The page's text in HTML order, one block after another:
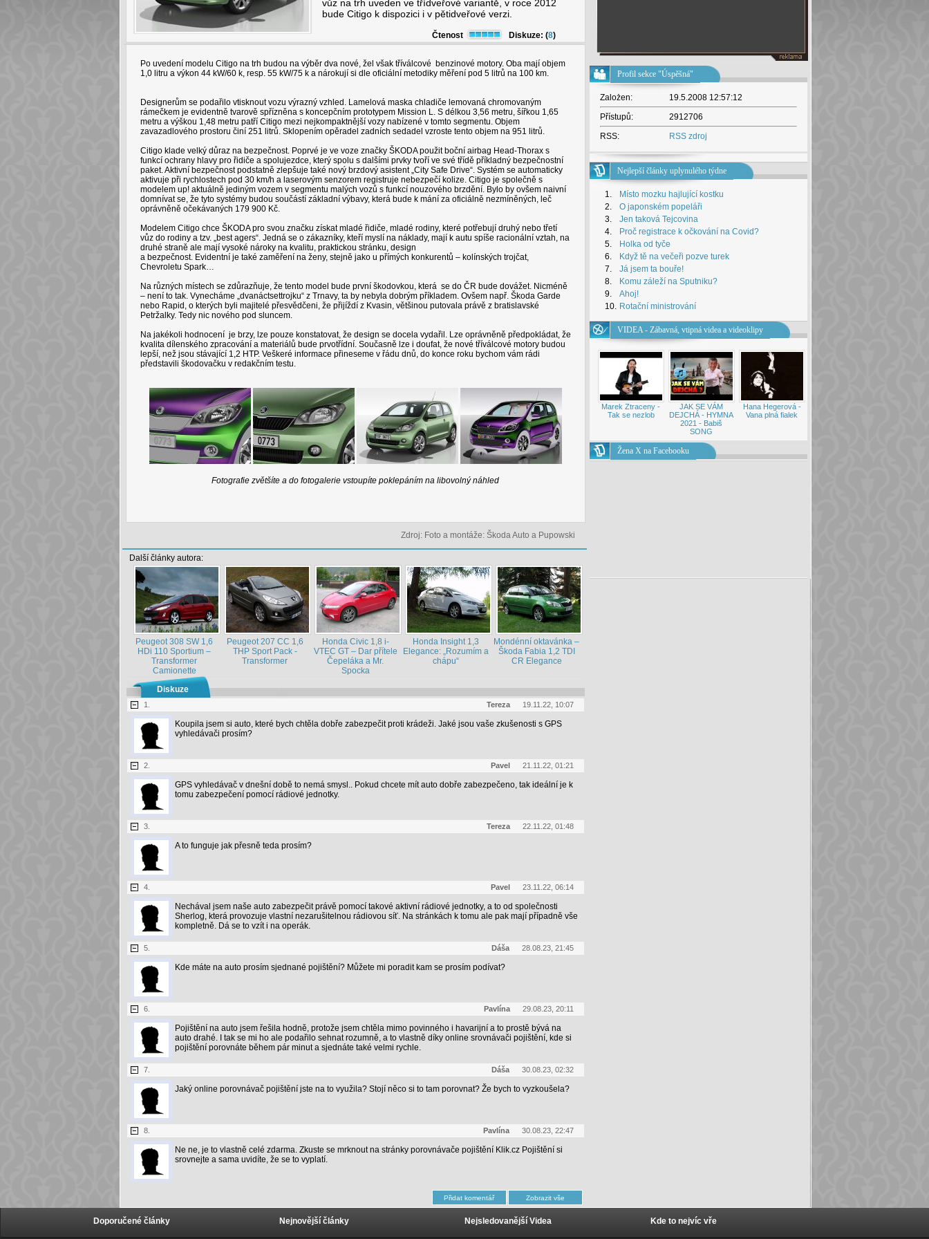
vůz na trh uveden ve třídveřové variantě, v roce 2012
bude Citigo k dispozici i v pětidveřové verzi.
Čtenost Diskuze: (8)
Po uvedení modelu Citigo na trh budou na výběr dva nové, žel však tříválcové benzinové motory. Oba mají objem
1,0 litru a výkon 44 kW/60 k, resp. 55 kW/75 k a nárokují si dle oficiální metodiky měření pod 5 litrů na 100 km.
Designerům se podařilo vtisknout vozu výrazný vzhled. Lamelová maska chladiče lemovaná chromovaným
rámečkem je evidentně tvarově spřízněna s koncepčním prototypem Mission L. S délkou 3,56 metru, šířkou 1,65
metru a výškou 1,48 metru patří Citigo mezi nejkompaktnější vozy nabízené v tomto segmentu. Objem
zavazadlového prostoru činí 251 litrů. Sklopením opěradel zadních sedadel vzroste tento objem na 951 litrů.
Citigo klade velký důraz na bezpečnost. Poprvé je ve voze značky ŠKODA použit boční airbag Head-Thorax s
funkcí ochrany hlavy pro řidiče a spolujezdce, který spolu s dalšími prvky tvoří ve své třídě příkladný bezpečnostní
paket. Aktivní bezpečnost podstatně zlepšuje také nový brzdový asistent „City Safe Drive“. Systém se automaticky
aktivuje při rychlostech pod 30 km/h a laserovým senzorem registruje nebezpečí kolize. Citigo je společně s
modelem up! aktuálně jediným vozem v segmentu malých vozů s funkcí nouzového brzdění. Bylo by ovšem naivní
domnívat se, že tyto systémy budou součástí základní výbavy, která bude k mání za oficiálně nezmíněných, leč
oprávněně očekávaných 179 900 Kč.
Modelem Citigo chce ŠKODA pro svou značku získat mladé řidiče, mladé rodiny, které potřebují druhý nebo třetí
vůz do rodiny a tzv. „best agers“. Jedná se o zákazníky, kteří myslí na náklady, mají k autu spíše racionální vztah, na
druhé straně ale mají vysoké nároky na kvalitu, praktickou stránku, design
a bezpečnost. Evidentní je také zaměření na ženy, stejně jako u přímých konkurentů – kolínských trojčat,
Chevroletu Spark…
Na různých místech se zdůrazňuje, že tento model bude první škodovkou, která se do ČR bude dovážet. Nicméně
– není to tak. Vynecháme „dvanáctsettrojku“ z Trnavy, ta by nebyla dobrým příkladem. Ovšem např. Škoda Garde
nebo Rapid, o kterých byli majitelé přesvědčeni, že přijíždí z Kvasin, většinou putovala právě z bratislavské
Petržalky. Tedy nic nového pod sluncem.
Na jakékoli hodnocení je brzy, lze pouze konstatovat, že design se docela vydařil. Lze oprávněně předpokládat, že
kvalita dílenského zpracování a materiálů bude prvotřídní. Současně lze i doufat, že nové tříválcové motory budou
lepší, než jsou stávající 1,2 HTP. Veškeré informace přineseme v řádu dnů, do konce roku bychom vám rádi
představili škodovačku v redakčním testu.
Fotografie zvětšíte a do fotogalerie vstoupíte poklepáním na libovolný náhled
Zdroj: Foto a montáže: Škoda Auto a Pupowski
Další články autora:
Peugeot 308 SW 1,6
HDi 110 Sportium –
Transformer
Camionette
Peugeot 207 CC 1,6
THP Sport Pack -
Transformer
Honda Civic 1,8 i-
VTEC GT – Dar přítele
Čepeláka a Mr.
Spocka
Honda Insight 1,3
Elegance: „Rozumím a
chápu“
Mondénní oktavánka –
Škoda Fabia 1,2 TDI
CR Elegance
Diskuze
Tereza 19.11.22, 10:07
1.
Koupila jsem si auto, které bych chtěla dobře zabezpečit proti krádeži. Jaké jsou vaše zkušenosti s GPS
vyhledávači prosím?
Pavel 21.11.22, 01:21
2.
GPS vyhledávač v dnešní době to nemá smysl.. Pokud chcete mít auto dobře zabezpečeno, tak ideální je k
tomu zabezpečení pomocí rádiové jednotky.
Tereza 22.11.22, 01:48
3.
A to funguje jak přesně teda prosím?
Pavel 23.11.22, 06:14
4.
Nechával jsem naše auto zabezpečit právě pomocí takové aktivní rádiové jednotky, a to od společnosti
Sherlog, která provozuje vlastní nezarušitelnou rádiovou síť. Na stránkách k tomu ale pak mají případně vše
kompletně. Dá se to vzít i na operák.
Dáša 28.08.23, 21:45
5.
Kde máte na auto prosím sjednané pojištění? Můžete mi poradit kam se prosím podívat?
Pavlína 29.08.23, 20:11
6.
Pojištění na auto jsem řešila hodně, protože jsem chtěla mimo povinného i havarijní a to prostě bývá na
auto drahé. I tak se mi ho ale podařilo sehnat rozumně, a to vlastně díky online srovnávači pojištění, kde si
pojištění porovnáte během pár minut a sjednáte také velmi rychle.
Dáša 30.08.23, 02:32
7.
Jaký online porovnávač pojištění jste na to využila? Stojí něco si to tam porovnat? Že bych to vyzkoušela?
Pavlína 30.08.23, 22:47
8.
Ne ne, je to vlastně celé zdarma. Zkuste se mrknout na stránky porovnávače pojištění Klik.cz Pojištění si
srovnejte a sama uvidíte, že se to vyplatí.
Profil sekce "Úspěšná"
Založen:
19.5.2008 12:57:12
Přístupů:
2912706
RSS:
RSS zdroj
Nejlepší články uplynulého týdne
1.
Místo mozku hajlující kostku
2.
O japonském popeláři
3.
Jen taková Tejcovina
4.
Proč registrace k očkování na Covid?
5.
Holka od tyče
6.
Když tě na večeři pozve turek
7.
Já jsem ta bouře!
8.
Komu záleží na Sputniku?
9.
Ahoj!
10. Rotační ministrování
VIDEA - Zábavná, vtipná videa a videoklipy
Hana Hegerová -
Vana plná fialek
JAK SE VÁM
DEJCHÁ - HYMNA
2021 - Babiš
SONG
Marek Ztraceny -
Tak se nezlob
Žena X na Facebooku
Doporučené články Nejnovější články Nejsledovanější Videa Kde to nejvíc vře